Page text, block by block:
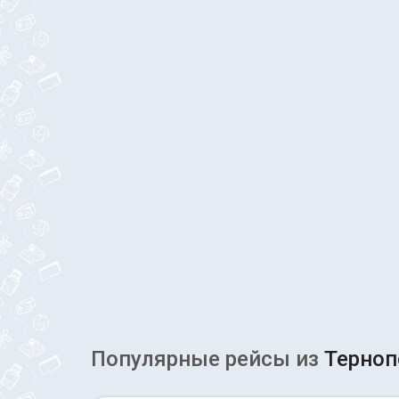
Популярные рейсы из